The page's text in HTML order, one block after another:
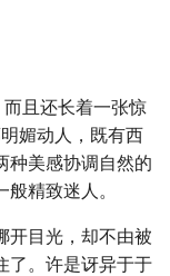
而且还长着一张惊
媚动人，既有西
种美感协调自然的
精致迷人。
开目光，却不由被
了。许是讶异于于